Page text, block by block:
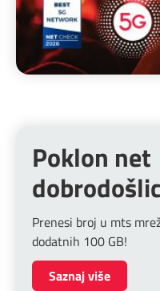
Poklon net
Prenesi broj u mts
dodatnih 100 GB!
Saznaj više